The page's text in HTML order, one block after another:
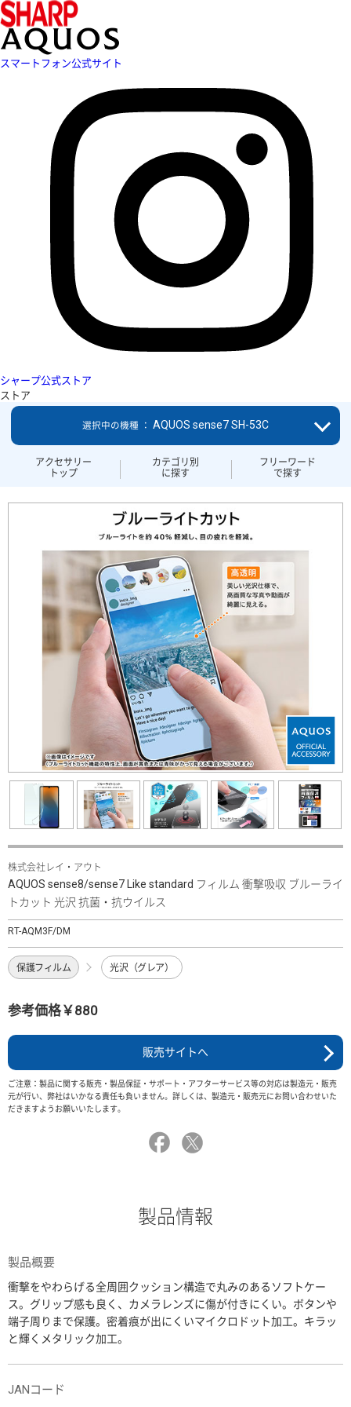
スマートフォン公式サイト
シャープ公式ストア
ストア
アクセサリー
トップ
カテゴリ別
に探す
フリーワード
で探す
選択中の機種 ： AQUOS sense7 SH-53C
株式会社レイ・アウト
AQUOS sense8/sense7 Like standard フィルム 衝撃吸収 ブルーライ
トカット 光沢 抗菌・抗ウイルス
RT-AQM3F/DM
保護フィルム 光沢（グレア）
参考価格￥880
販売サイトへ
ご注意：製品に関する販売・製品保証・サポート・アフターサービス等の対応は製造元・販売
元が行い、弊社はいかなる責任も負いません。詳しくは、製造元・販売元にお問い合わせいた
だきますようお願いいたします。
製品情報
製品概要
衝撃をやわらげる全周囲クッション構造で丸みのあるソフトケー
ス。グリップ感も良く、カメラレンズに傷が付きにくい。ボタンや
端子周りまで保護。密着痕が出にくいマイクロドット加工。キラッ
と輝くメタリック加工。
JANコード